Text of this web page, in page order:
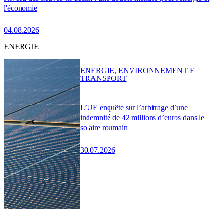
l'économie
04.08.2026
ENERGIE
L’UE enquête sur l’arbitrage d’une
indemnité de 42 millions d’euros dans le
solaire roumain
30.07.2026
ENERGIE, ENVIRONNEMENT ET
TRANSPORT